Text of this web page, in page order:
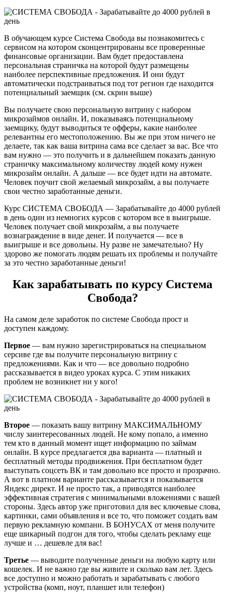
В обучающем курсе Система Свобода вы познакомитесь с
сервисом на котором сконцентрированы все проверенные
финансовые организации. Вам будет предоставлена
персональная страничка на которой будут размещены
наиболее перспективные предложения. И они будут
автоматически подстраиваться под тот регион где находится
потенциальный заемщик (см. скрин выше)
Вы получаете свою персональную витрину с набором
микрозаймов онлайн. И, показываясь потенциальному
заемщику, будут выводиться те офферы, какие наиболее
релевантны его местоположению. Вы же при этом ничего не
делаете, так как ваша витрина сама все сделает за вас. Все что
вам нужно — это получить и в дальнейшем показать данную
страничку максимальному количеству людей кому нужен
микрозайм онлайн. А дальше — все будет идти на автомате.
Человек поучит свой желаемый микрозайм, а вы получаете
свои честно заработанные деньги.
Курс СИСТЕМА СВОБОДА — Зарабатывайте до 4000 рублей
в день один из немногих курсов с котором все в выигрыше.
Человек получает свой микрозайм, а вы получаете
вознаграждение в виде денег. И получается — все в
выигрыше и все довольны. Ну разве не замечательно? Ну
здорово же помогать людям решать их проблемы и получайте
за это честно заработанные деньги!
Как зарабатывать по курсу Система
Свобода?
На самом деле заработок по системе Свобода прост и
доступен каждому.
Первое — вам нужно зарегистрироваться на специальном
серсиве где вы получите персональную витрину с
предложениями. Как и что — все довольно подробно
рассказывается в видео уроках курса. С этим никаких
проблем не возникнет ни у кого!
Второе — показать вашу витрину МАКСИМАЛЬНОМУ
числу заинтересованных людей. Не кому попало, а именно
тем кто в данный момент ищет информацию по займам
онлайн. В курсе предлагается два варианта — платный и
бесплатный методы продвижения. При бесплатном будет
выступать соцсеть ВК и там довольно все просто и прозрачно.
А вот в платном варианте рассказывается и показывается
Яндекс директ. И не просто так, а приводятся наиболее
эффективная стратегия с минимальными вложениями с вашей
стороны. Здесь автор уже приготовил для вес ключевые слова,
картинки, сами объявления и все то, что поможет создать вам
первую рекламную компани. В БОНУСАХ от меня получите
еще шикарный подгон для того, чтобы сделать рекламу еще
лучше и … дешевле для вас!
Третье — выводите полученные деньги на любую карту или
кошелек. И не важно где вы живите и сколько вам лет. Здесь
все доступно и можно работать и зарабатывать с любого
устройства (комп, ноут, планшет или телефон)